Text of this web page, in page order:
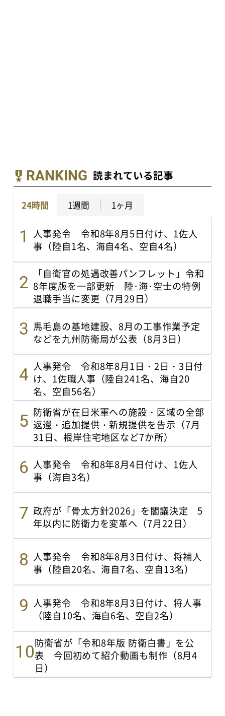
RANKING 読まれている記事
24時間 1週間 1ヶ月
人事発令 令和8年8月5日付け、1佐人
事（陸自1名、海自4名、空自4名）
「自衛官の処遇改善パンフレット」令和
8年度版を一部更新 陸･海･空士の特例
退職手当に変更（7月29日）
馬毛島の基地建設、8月の工事作業予定
などを九州防衛局が公表（8月3日）
人事発令 令和8年8月1日・2日・3日付
け、1佐職人事（陸自241名、海自20
名、空自56名）
防衛省が在日米軍への施設・区域の全部
返還・追加提供・新規提供を告示（7月
31日、根岸住宅地区など7か所）
人事発令 令和8年8月4日付け、1佐人
事（海自3名）
政府が「骨太方針2026」を閣議決定 5
年以内に防衛力を変革へ（7月22日）
人事発令 令和8年8月3日付け、将補人
事（陸自20名、海自7名、空自13名）
人事発令 令和8年8月3日付け、将人事
（陸自10名、海自6名、空自2名）
防衛省が「令和8年版 防衛白書」を公
表 今回初めて紹介動画も制作（8月4
日）